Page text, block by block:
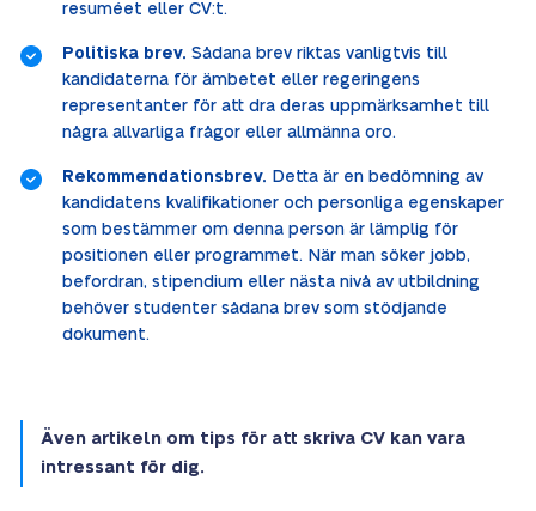
resuméet eller CV:t.
Politiska brev. Sådana brev riktas vanligtvis till
kandidaterna för ämbetet eller regeringens
representanter för att dra deras uppmärksamhet till
några allvarliga frågor eller allmänna oro.
Rekommendationsbrev. Detta är en bedömning av
kandidatens kvalifikationer och personliga egenskaper
som bestämmer om denna person är lämplig för
positionen eller programmet. När man söker jobb,
befordran, stipendium eller nästa nivå av utbildning
behöver studenter sådana brev som stödjande
dokument.
Även artikeln om tips för att skriva CV kan vara
intressant för dig.